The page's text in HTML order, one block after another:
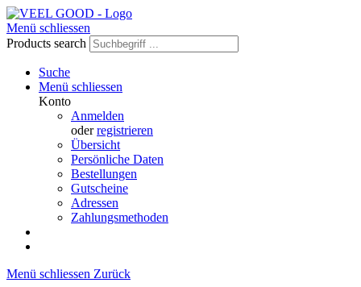
Menü schliessen
Products search
Suche
Menü schliessen
Konto
Anmelden
oderregistrieren
Übersicht
Persönliche Daten
Bestellungen
Gutscheine
Adressen
Zahlungsmethoden
Menü schliessen Zurück